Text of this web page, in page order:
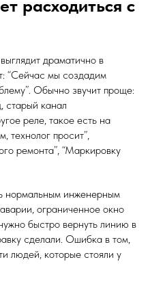
расходиться с
драматично в
“Сейчас мы создадим
Обычно звучит проще:
старый канал
реле, такое есть на
технолог просит”,
ремонта”, “Маркировку
нормальным инженерным
ограниченное окно
быстро вернуть линию в
сделали. Ошибка в том,
людей, которые стояли у